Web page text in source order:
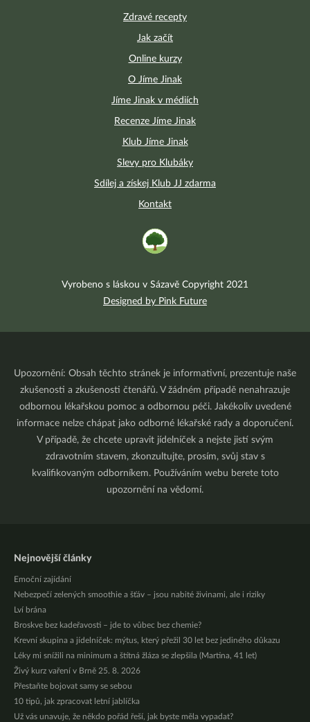
Zdravé recepty
Jak začít
Online kurzy
O Jíme Jinak
Jíme Jinak v médiích
Recenze Jíme Jinak
Klub Jíme Jinak
Slevy pro Klubáky
Sdílej a získej Klub JJ zdarma
Kontakt
Vyrobeno s láskou v Sázavě Copyright 2021
Designed by Pink Future
Upozornění: Obsah těchto stránek je informativní, prezentuje naše
zkušenosti a zkušenosti čtenářů. V žádném případě nenahrazuje
odbornou lékařskou pomoc a odbornou péči. Jakékoliv uvedené
informace nelze chápat jako odborné lékařské rady a doporučení.
V případě, že chcete upravit jídelníček a nejste jistí svým
zdravotním stavem, zkonzultujte, prosím, svůj stav s
kvalifikovaným odborníkem. Používáním webu berete toto
upozornění na vědomí.
Nejnovější články
Emoční zajídání
Nebezpečí zelených smoothie a šťáv – jsou nabité živinami, ale i riziky
Lví brána
Broskve bez kadeřavosti – jde to vůbec bez chemie?
Krevní skupina a jídelníček: mýtus, který přežil 30 let bez jediného důkazu
Léky mi snížili na minimum a štítná žláza se zlepšila (Martina, 41 let)
Živý kurz vaření v Brně 25. 8. 2026
Přestaňte bojovat samy se sebou
10 tipů, jak zpracovat letní jablíčka
Už vás unavuje, že někdo pořád řeší, jak byste měla vypadat?